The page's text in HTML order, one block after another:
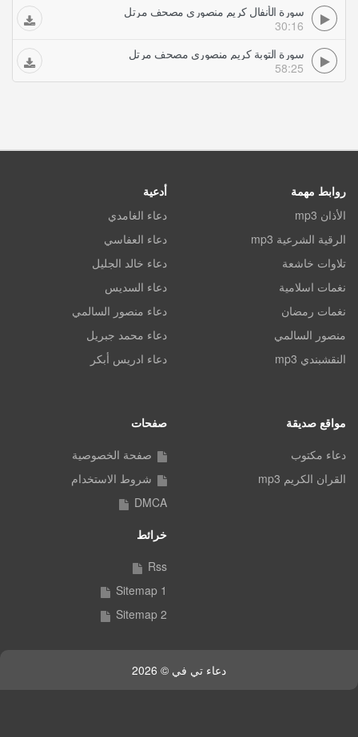
سورة الأنفال كريم منصوري مصحف مرتل
30:16
سورة التوبة كريم منصوري مصحف مرتل
58:25
روابط مهمة
الأذان mp3
الرقية الشرعية mp3
تلاوات خاشعة
نغمات اسلامية
نغمات رمضان
منصور السالمي
النقشبندي mp3
أدعية
دعاء الغامدي
دعاء العفاسي
دعاء خالد الجليل
دعاء السديس
دعاء منصور السالمي
دعاء محمد جبريل
دعاء ادريس أبكر
مواقع صديقة
دعاء مكتوب
القران الكريم mp3
صفحات
صفحة الخصوصية
شروط الاستخدام
DMCA
خرائط
Rss
Sitemap 1
Sitemap 2
دعاء تي في © 2026